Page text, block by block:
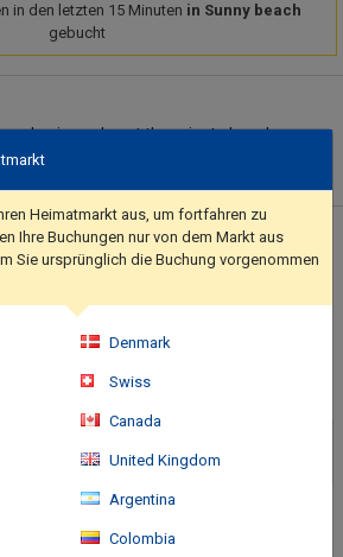
in den letzten 15 Minuten in Sunny beach
gebucht
enjoy a day at the private beach, or
recreational amenities including an
Internet access, shopping on
Featured amenities include dry
a 24-hour front desk, and multilingual
shuttle is provided for a surcharge
self parking (subject to charges) is
Heimatmarkt aus, um fortfahren zu
Ihre Buchungen nur von dem Markt aus
Sie ursprünglich die Buchung vorgenommen
Denmark
Swiss
Canada
United Kingdom
Argentina
Colombia